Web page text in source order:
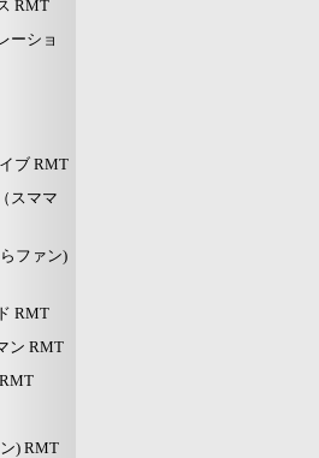
RMT
ーショ
ブ RMT
スママ
ファン)
RMT
ン RMT
) RMT